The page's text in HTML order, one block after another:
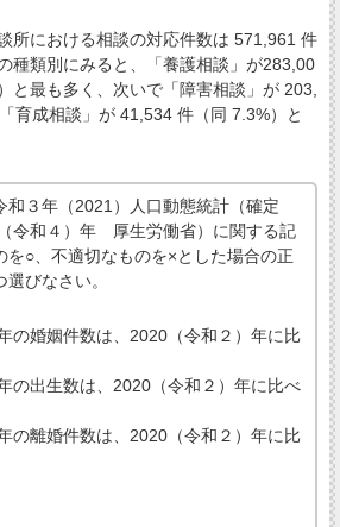
所における相談の対応件数は 571,961 件
種類別にみると、「養護相談」が283,00
と最も多く、次いで「障害相談」が 203,
育成相談」が 41,534 件（同 7.3%）と
３年（2021）人口動態統計（確定
令和４）年 厚生労働省）に関する記
を○、不適切なものを×とした場合の正
びなさい。
の婚姻件数は、2020（令和２）年に比
の出生数は、2020（令和２）年に比べ
の離婚件数は、2020（令和２）年に比